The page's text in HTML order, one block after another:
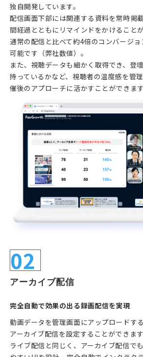
独自開発しています。
配信画面下部には関連する資料を常時掲
間経過とともにリマインドをかけることが
通常の配信と比べて約4倍のコンバージ
可能です（弊社数値）。
また、視聴データも細かく取得でき、登
持っているかなど、視聴者の温度感を管
催後のアプローチに活かすことができます
02
アーカイブ配信
完全自動で効果の出る録画配信を実現
動画データを管理画面にアップロードす
アーカイブ配信を設定することができます
ライブ配信と同じく、アーカイブ配信で